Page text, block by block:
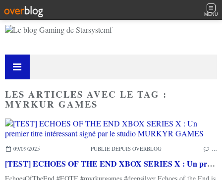
MENU
LES ARTICLES AVEC LE TAG :
MYRKUR GAMES
09/09/2025 PUBLIÉ DEPUIS OVERBLOG
[TEST] ECHOES OF THE END XBOX SERIES X : Un premier titre intéressant signé par le studio MURKYR GAMES